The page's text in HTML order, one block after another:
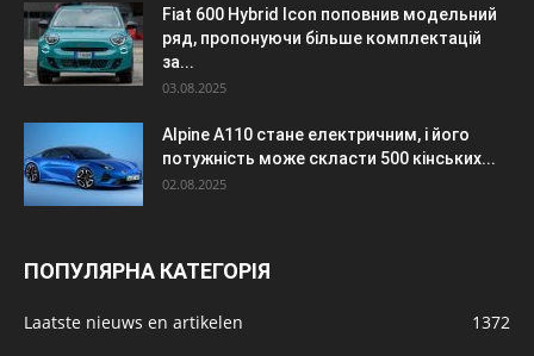
Fiat 600 Hybrid Icon поповнив модельний
ряд, пропонуючи більше комплектацій
за...
03.08.2025
Alpine A110 стане електричним, і його
потужність може скласти 500 кінських...
02.08.2025
ПОПУЛЯРНА КАТЕГОРІЯ
Laatste nieuws en artikelen 1372